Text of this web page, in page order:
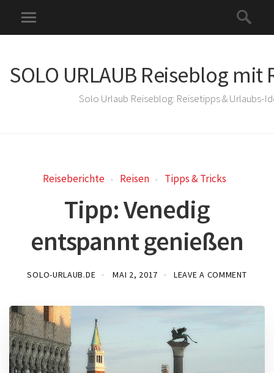
SOLO URLAUB Reiseblog mit
Solo Urlaub Reiseblog: Reisetipps & Urlaubs-
Reiseberichte Reisen Tipps & Tricks
Tipp: Venedig
entspannt genießen
SOLO-URLAUB.DE MAI 2, 2017 LEAVE A COMMENT